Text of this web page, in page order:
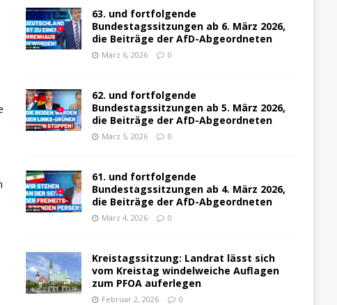
63. und fortfolgende
Bundestagssitzungen ab 6. März 2026,
die Beiträge der AfD-Abgeordneten
März 6, 2026 0
62. und fortfolgende
Bundestagssitzungen ab 5. März 2026,
die Beiträge der AfD-Abgeordneten
März 5, 2026 0
61. und fortfolgende
Bundestagssitzungen ab 4. März 2026,
die Beiträge der AfD-Abgeordneten
März 4, 2026 0
Kreistagssitzung: Landrat lässt sich
vom Kreistag windelweiche Auflagen
zum PFOA auferlegen
Februar 2, 2026 0